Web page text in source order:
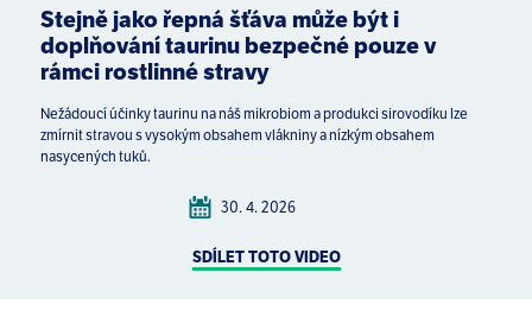
Stejně jako řepná šťáva může být i
doplňování taurinu bezpečné pouze v
rámci rostlinné stravy
Nežádoucí účinky taurinu na náš mikrobiom a produkci sirovodíku lze
zmírnit stravou s vysokým obsahem vlákniny a nízkým obsahem
nasycených tuků.
30. 4. 2026
SDÍLET TOTO VIDEO